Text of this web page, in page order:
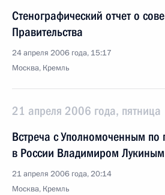
Стенографический отчет о
Правительства
24 апреля 2006 года, 15:17
Москва, Кремль
21 апреля 2006 года, пятница
Встреча с Уполномоченным по
в России Владимиром Лукиным
21 апреля 2006 года, 20:14
Москва, Кремль